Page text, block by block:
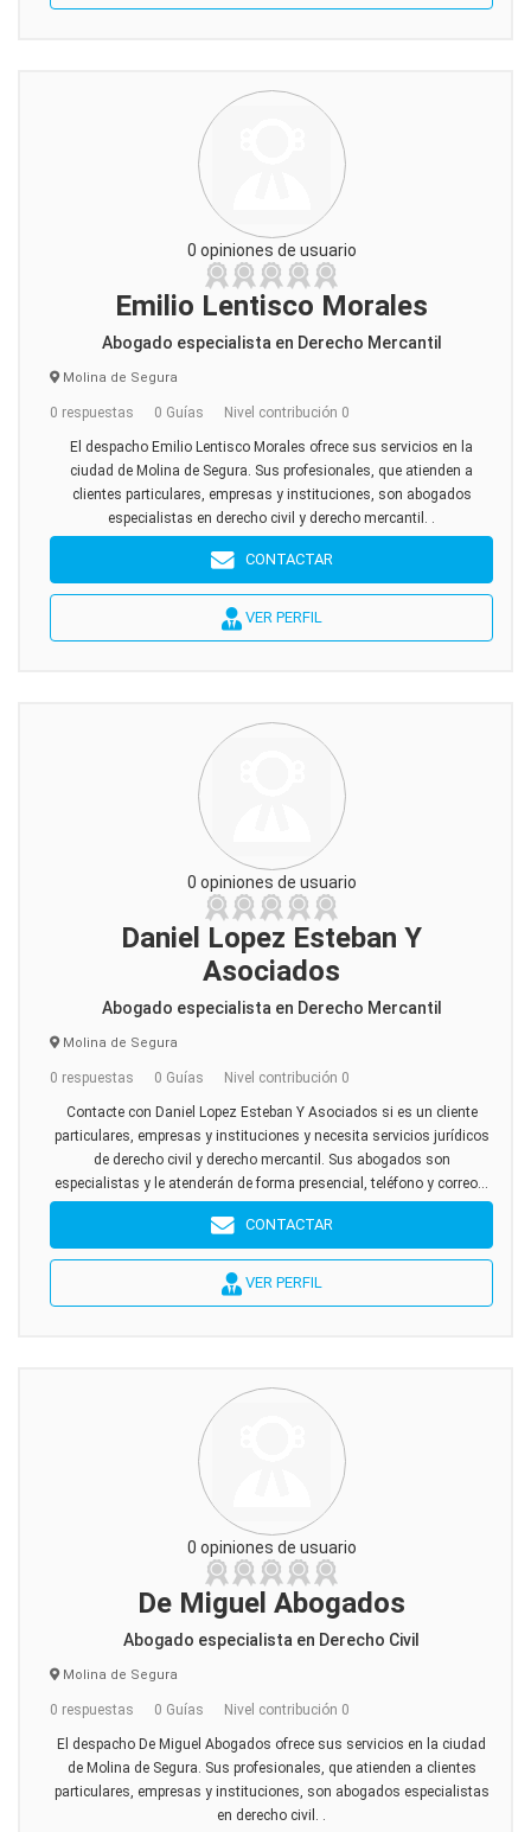
0 opiniones de usuario
Emilio Lentisco Morales
Abogado especialista en Derecho Mercantil
Molina de Segura
0 respuestas 0 Guías Nivel contribución 0
El despacho Emilio Lentisco Morales ofrece sus servicios en la
ciudad de Molina de Segura. Sus profesionales, que atienden a
clientes particulares, empresas y instituciones, son abogados
especialistas en derecho civil y derecho mercantil. .
CONTACTAR
VER PERFIL
0 opiniones de usuario
Daniel Lopez Esteban Y
Asociados
Abogado especialista en Derecho Mercantil
Molina de Segura
0 respuestas 0 Guías Nivel contribución 0
Contacte con Daniel Lopez Esteban Y Asociados si es un cliente
particulares, empresas y instituciones y necesita servicios jurídicos
de derecho civil y derecho mercantil. Sus abogados son
especialistas y le atenderán de forma presencial, teléfono y correo...
CONTACTAR
VER PERFIL
0 opiniones de usuario
De Miguel Abogados
Abogado especialista en Derecho Civil
Molina de Segura
0 respuestas 0 Guías Nivel contribución 0
El despacho De Miguel Abogados ofrece sus servicios en la ciudad
de Molina de Segura. Sus profesionales, que atienden a clientes
particulares, empresas y instituciones, son abogados especialistas
en derecho civil. .